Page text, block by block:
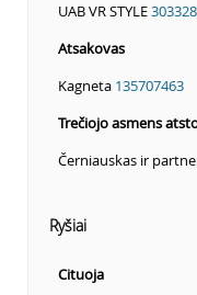
UAB VR STYLE
Atsakovas
Kagneta 135707463
Trečiojo asmens
Černiauskas ir
Ryšiai
Cituoja